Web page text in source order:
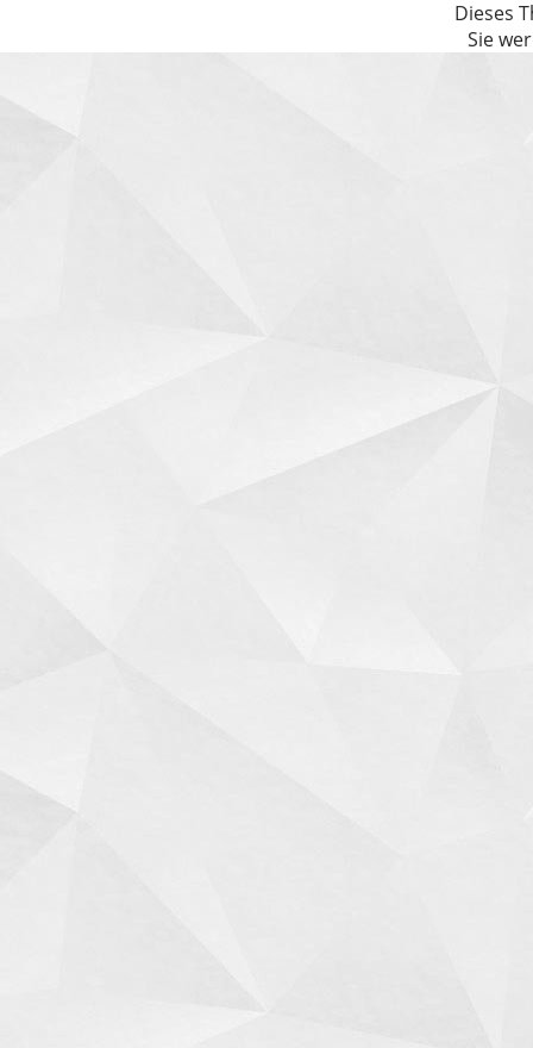
Dieses
Sie